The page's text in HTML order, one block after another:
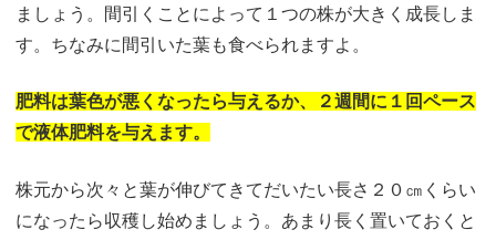
ましょう。間引くことによって１つの株が大きく成長しま
す。ちなみに間引いた葉も食べられますよ。
肥料は葉色が悪くなったら与えるか、２週間に１回ペース
で液体肥料を与えます。
株元から次々と葉が伸びてきてだいたい長さ２０㎝くらい
になったら収穫し始めましょう。あまり長く置いておくと